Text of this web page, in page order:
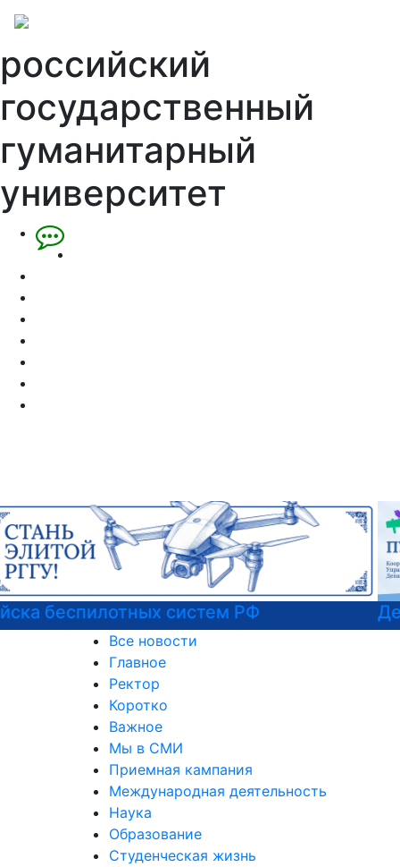
российский
государственный
гуманитарный
университет
Детали программы
Все новости
Главное
Ректор
Коротко
Важное
Мы в СМИ
Приемная кампания
Международная деятельность
Наука
Образование
Студенческая жизнь